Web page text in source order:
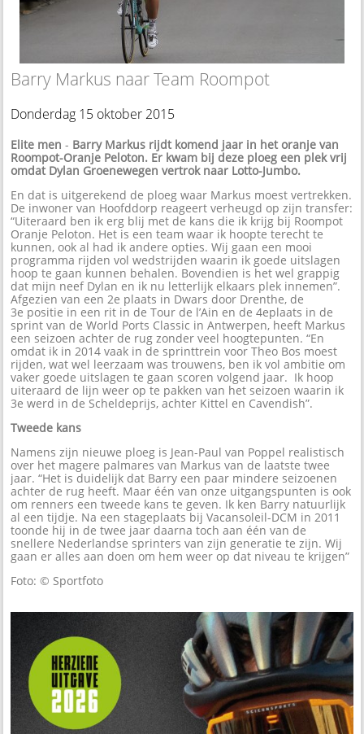
Barry Markus naar Team Roompot
Donderdag 15 oktober 2015
Elite men - Barry Markus rijdt komend jaar in het oranje van
Roompot-Oranje Peloton. Er kwam bij deze ploeg een plek vrij
omdat Dylan Groenewegen vertrok naar Lotto-Jumbo.
En dat is uitgerekend de ploeg waar Markus moest vertrekken.
De inwoner van Hoofddorp reageert verheugd op zijn transfer:
“Uiteraard ben ik erg blij met de kans die ik krijg bij Roompot
Oranje Peloton. Het is een team waar ik hoopte terecht te
kunnen, ook al had ik andere opties. Wij gaan een mooi
programma rijden vol wedstrijden waarin ik goede uitslagen
hoop te gaan kunnen behalen. Bovendien is het wel grappig
dat mijn neef Dylan en ik nu letterlijk elkaars plek innemen”.
Afgezien van een 2e plaats in Dwars door Drenthe, de
3e positie in een rit in de Tour de l’Ain en de 4eplaats in de
sprint van de World Ports Classic in Antwerpen, heeft Markus
een seizoen achter de rug zonder veel hoogtepunten. “En
omdat ik in 2014 vaak in de sprinttrein voor Theo Bos moest
rijden, wat wel leerzaam was trouwens, ben ik vol ambitie om
vaker goede uitslagen te gaan scoren volgend jaar. Ik hoop
uiteraard de lijn weer op te pakken van het seizoen waarin ik
3e werd in de Scheldeprijs, achter Kittel en Cavendish”.
Tweede kans
Namens zijn nieuwe ploeg is Jean-Paul van Poppel realistisch
over het magere palmares van Markus van de laatste twee
jaar. “Het is duidelijk dat Barry een paar mindere seizoenen
achter de rug heeft. Maar één van onze uitgangspunten is ook
om renners een tweede kans te geven. Ik ken Barry natuurlijk
al een tijdje. Na een stageplaats bij Vacansoleil-DCM in 2011
toonde hij in de twee jaar daarna toch aan één van de
snellere Nederlandse sprinters van zijn generatie te zijn. Wij
gaan er alles aan doen om hem weer op dat niveau te krijgen”
Foto: © Sportfoto